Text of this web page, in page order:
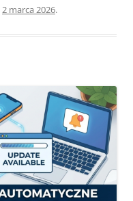
2 marca 2026.